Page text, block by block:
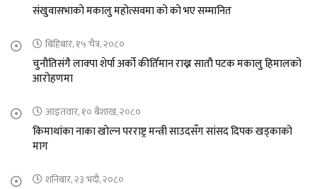
संखुवासभाको मकालु महोत्सवमा को को भए सम्मानित
बिहिबार, १५ चैत्र, २०८०
चुनौतिसंगै लाक्पा शेर्पा अर्को कीर्तिमान राख्न सातौ पटक मकालु हिमालको
आरोहणमा
आइतवार, १० बैशाख, २०८०
किमाथांका नाका खोल्न परराष्ट्र मन्त्री साउदसँग सांसद दिपक खड्काको
माग
शनिबार, २३ भदौ, २०८०